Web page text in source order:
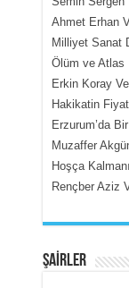
MEHMET
İçerdeki
Ahmet Erhan
Milliyet Sanat
Ölüm ve Atlas
Erkin Koray
Hakikatin
Erzurum’da
Muzaffer
Hoşça
Rençber Aziz
ŞAİRLER